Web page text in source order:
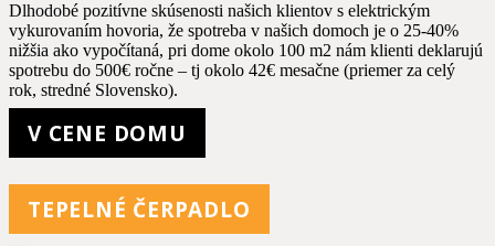
Dlhodobé pozitívne skúsenosti našich klientov s elektrickým
vykurovaním hovoria, že spotreba v našich domoch je o 25-40%
nižšia ako vypočítaná, pri dome okolo 100 m2 nám klienti deklarujú
spotrebu do 500€ ročne – tj okolo 42€ mesačne (priemer za celý
rok, stredné Slovensko).
V CENE DOMU
TEPELNÉ ČERPADLO